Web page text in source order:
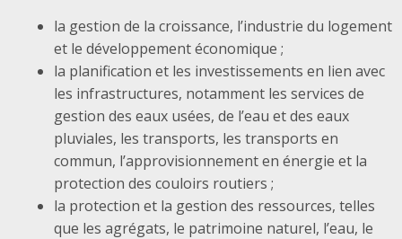
la gestion de la croissance, l’industrie du logement
et le développement économique ;
la planification et les investissements en lien avec
les infrastructures, notamment les services de
gestion des eaux usées, de l’eau et des eaux
pluviales, les transports, les transports en
commun, l’approvisionnement en énergie et la
protection des couloirs routiers ;
la protection et la gestion des ressources, telles
que les agrégats, le patrimoine naturel, l’eau, le